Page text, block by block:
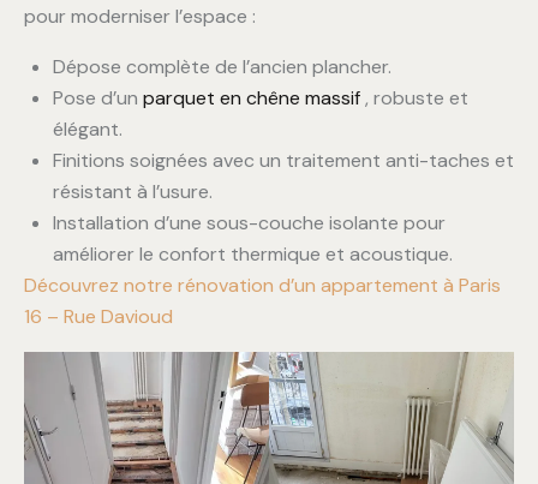
pour moderniser l’espace :
Dépose complète de l’ancien plancher.
Pose d’un parquet en chêne massif, robuste et
élégant.
Finitions soignées avec un traitement anti-taches et
résistant à l’usure.
Installation d’une sous-couche isolante pour
améliorer le confort thermique et acoustique.
Découvrez notre rénovation d’un appartement à Paris
16 – Rue Davioud